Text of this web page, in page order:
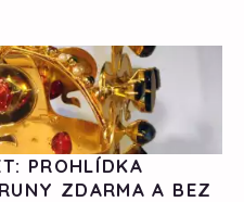
PROHLÍDKA
ZDARMA A BEZ